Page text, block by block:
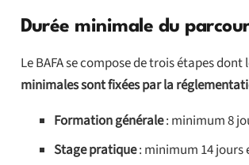
Durée minimale du
Le BAFA se compose de trois étapes dont
minimales sont fixées par la
Formation générale: minimum 8
Stage pratique: minimum 14 jours